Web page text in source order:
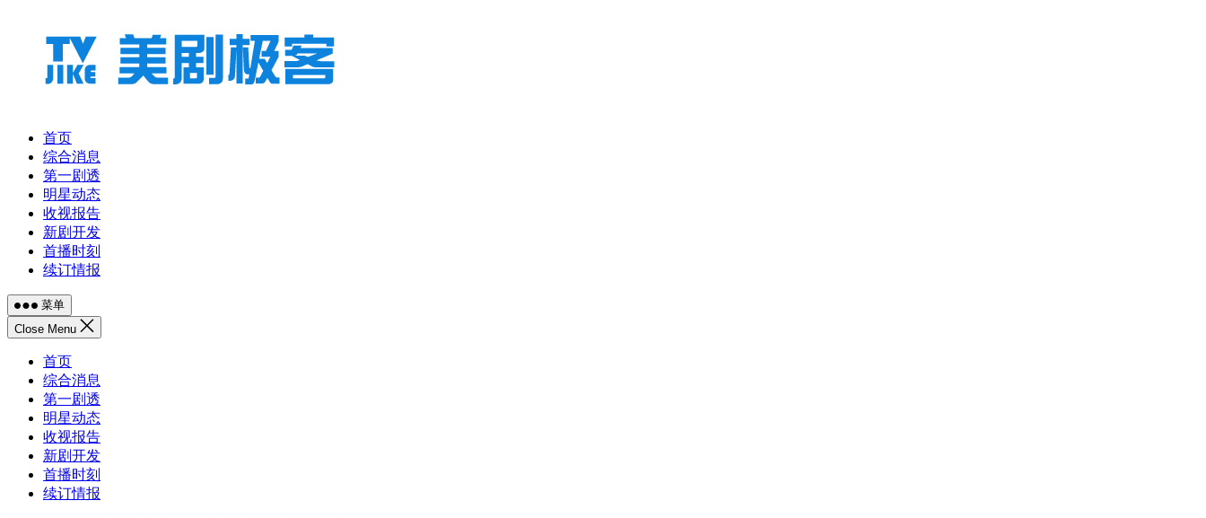
首页
综合消息
第一剧透
明星动态
收视报告
新剧开发
首播时刻
续订情报
菜单
Close Menu
首页
综合消息
第一剧透
明星动态
收视报告
新剧开发
首播时刻
续订情报